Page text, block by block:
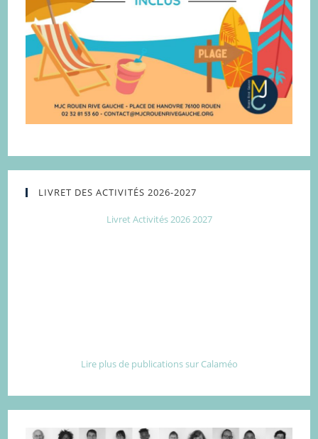
LIVRET DES ACTIVITÉS 2026-2027
Livret Activités 2026 2027
Lire plus de publications sur Calaméo